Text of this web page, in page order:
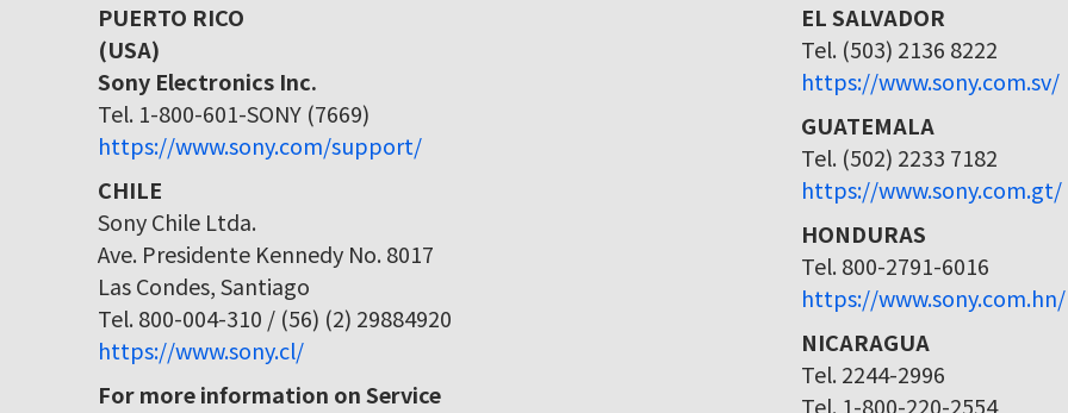
PUERTO RICO
(USA)
Sony Electronics Inc.
Tel. 1-800-601-SONY (7669)
https://www.sony.com/support/
CHILE
Sony Chile Ltda.
Ave. Presidente Kennedy No. 8017
Las Condes, Santiago
Tel. 800-004-310 / (56) (2) 29884920
https://www.sony.cl/
For more information on Service
EL SALVADOR
Tel. (503) 2136 8222
https://www.sony.com.sv/
GUATEMALA
Tel. (502) 2233 7182
https://www.sony.com.gt/
HONDURAS
Tel. 800-2791-6016
https://www.sony.com.hn/
NICARAGUA
Tel. 2244-2996
Tel. 1-800-220-2554